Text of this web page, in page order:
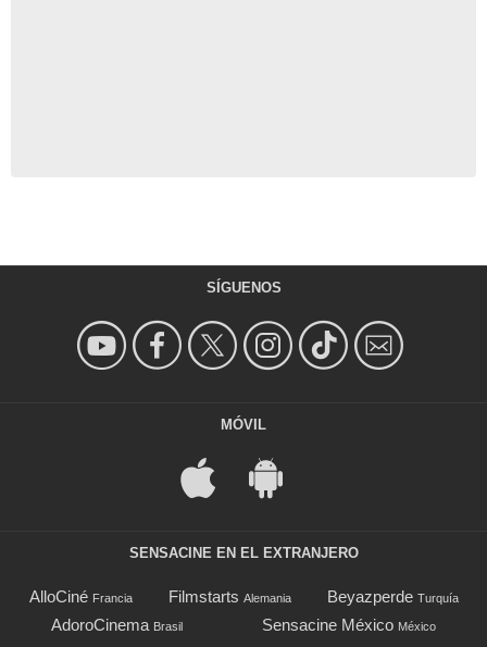
SÍGUENOS
MÓVIL
SENSACINE EN EL EXTRANJERO
AlloCiné Francia Filmstarts Alemania Beyazperde Turquía
AdoroCinema Brasil Sensacine México México